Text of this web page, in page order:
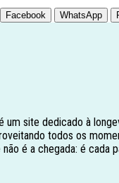
Facebook WhatsApp
um site dedicado à
todos os
é a chegada: é cada